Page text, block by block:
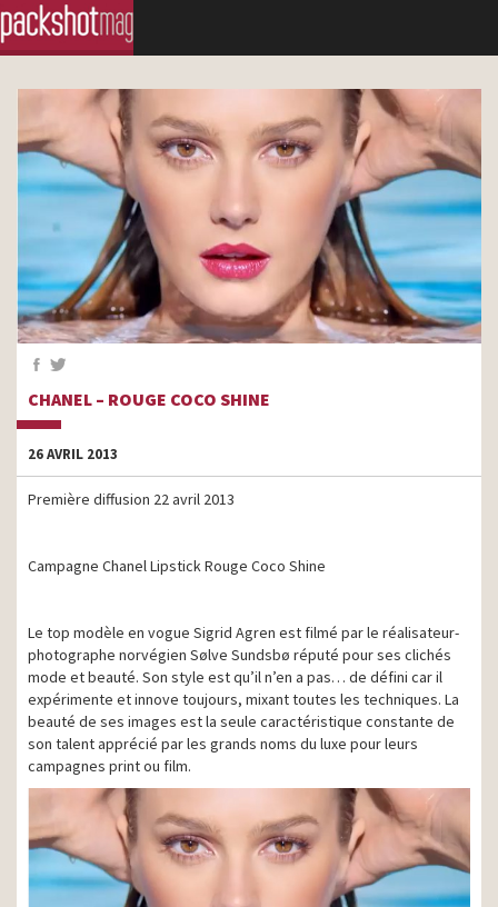
CHANEL – ROUGE COCO SHINE
26 AVRIL 2013
Première diffusion 22 avril 2013
Campagne Chanel Lipstick Rouge Coco Shine
Le top modèle en vogue Sigrid Agren est filmé par le réalisateur-
photographe norvégien Sølve Sundsbø réputé pour ses clichés
mode et beauté. Son style est qu’il n’en a pas… de défini car il
expérimente et innove toujours, mixant toutes les techniques. La
beauté de ses images est la seule caractéristique constante de
son talent apprécié par les grands noms du luxe pour leurs
campagnes print ou film.